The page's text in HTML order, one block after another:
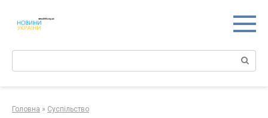
контенту
Поиск:
Головна » Суспільство